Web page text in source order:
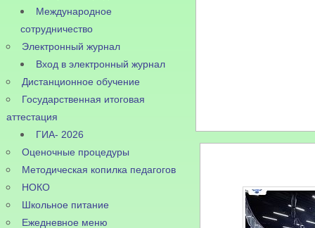
Международное
сотрудничество
Электронный журнал
Вход в электронный журнал
Дистанционное обучение
Государственная итоговая
аттестация
ГИА- 2026
Оценочные процедуры
Методическая копилка педагогов
НОКО
Школьное питание
Ежедневное меню